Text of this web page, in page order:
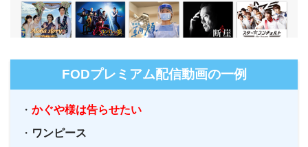
FODプレミアム配信動画の一例
・ かぐや様は告らせたい
・ ワンピース